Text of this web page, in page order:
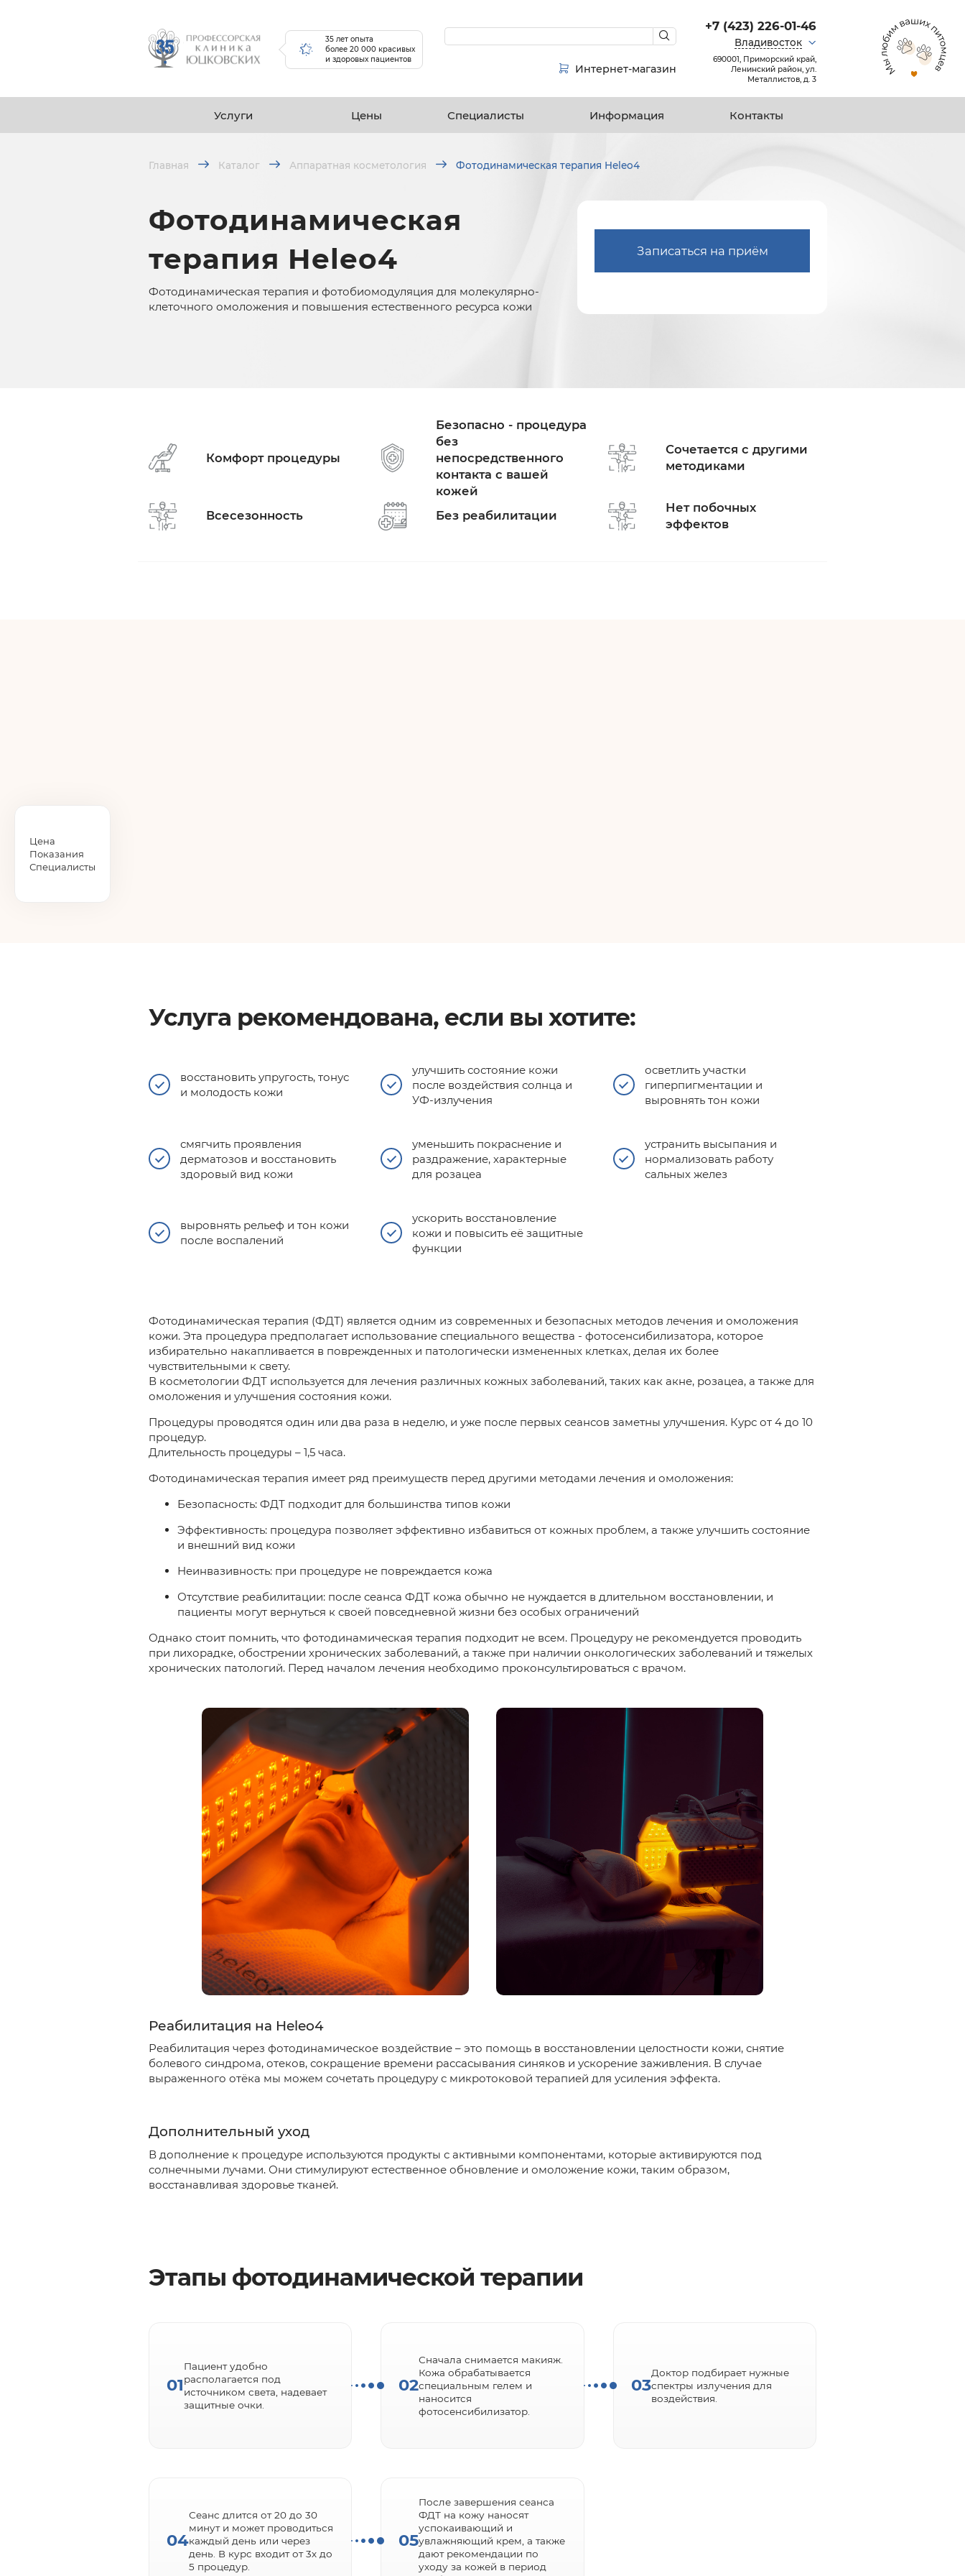
35 лет опыта
более 20 000 красивых
и здоровых пациентов
Интернет-магазин
+7 (423) 226-01-46
Владивосток
690001, Приморский край,
Ленинский район, ул.
Металлистов, д. 3
Услуги Цены Специалисты Информация Контакты
Главная Каталог Аппаратная косметология Фотодинамическая терапия Heleo4
Фотодинамическая
терапия Heleo4
Фотодинамическая терапия и фотобиомодуляция для молекулярно-
клеточного омоложения и повышения естественного ресурса кожи
Записаться на приём
Цена
Показания
Специалисты
Комфорт процедуры
Безопасно - процедура
без
непосредственного
контакта с вашей
кожей
Сочетается с другими
методиками
Всесезонность Без реабилитации
Нет побочных
эффектов
Услуга рекомендована, если вы хотите:
восстановить упругость, тонус
и молодость кожи
улучшить состояние кожи
после воздействия солнца и
УФ-излучения
осветлить участки
гиперпигментации и
выровнять тон кожи
смягчить проявления
дерматозов и восстановить
здоровый вид кожи
уменьшить покраснение и
раздражение, характерные
для розацеа
устранить высыпания и
нормализовать работу
сальных желез
выровнять рельеф и тон кожи
после воспалений
ускорить восстановление
кожи и повысить её защитные
функции
Фотодинамическая терапия (ФДТ) является одним из современных и безопасных методов лечения и омоложения
кожи. Эта процедура предполагает использование специального вещества - фотосенсибилизатора, которое
избирательно накапливается в поврежденных и патологически измененных клетках, делая их более
чувствительными к свету.
В косметологии ФДТ используется для лечения различных кожных заболеваний, таких как акне, розацеа, а также для
омоложения и улучшения состояния кожи.
Процедуры проводятся один или два раза в неделю, и уже после первых сеансов заметны улучшения. Курс от 4 до 10
процедур.
Длительность процедуры – 1,5 часа.
Фотодинамическая терапия имеет ряд преимуществ перед другими методами лечения и омоложения:
Безопасность: ФДТ подходит для большинства типов кожи
Эффективность: процедура позволяет эффективно избавиться от кожных проблем, а также улучшить состояние
и внешний вид кожи
Неинвазивность: при процедуре не повреждается кожа
Отсутствие реабилитации: после сеанса ФДТ кожа обычно не нуждается в длительном восстановлении, и
пациенты могут вернуться к своей повседневной жизни без особых ограничений
Однако стоит помнить, что фотодинамическая терапия подходит не всем. Процедуру не рекомендуется проводить
при лихорадке, обострении хронических заболеваний, а также при наличии онкологических заболеваний и тяжелых
хронических патологий. Перед началом лечения необходимо проконсультироваться с врачом.
Реабилитация на Heleo4
Реабилитация через фотодинамическое воздействие – это помощь в восстановлении целостности кожи, снятие
болевого синдрома, отеков, сокращение времени рассасывания синяков и ускорение заживления. В случае
выраженного отёка мы можем сочетать процедуру с микротоковой терапией для усиления эффекта.
Дополнительный уход
В дополнение к процедуре используются продукты с активными компонентами, которые активируются под
солнечными лучами. Они стимулируют естественное обновление и омоложение кожи, таким образом,
восстанавливая здоровье тканей.
Этапы фотодинамической терапии
01
Пациент удобно
располагается под
источником света, надевает
защитные очки.
02
Сначала снимается макияж.
Кожа обрабатывается
специальным гелем и
наносится
фотосенсибилизатор.
03
Доктор подбирает нужные
спектры излучения для
воздействия.
04
Сеанс длится от 20 до 30
минут и может проводиться
каждый день или через
день. В курс входит от 3х до
5 процедур.
05
После завершения сеанса
ФДТ на кожу наносят
успокаивающий и
увлажняющий крем, а также
дают рекомендации по
уходу за кожей в период